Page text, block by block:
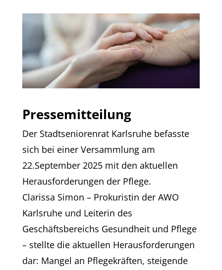
Pressemitteilung
Der Stadtseniorenrat Karlsruhe befasste
sich bei einer Versammlung am
22.September 2025 mit den aktuellen
Herausforderungen der Pflege.
Clarissa Simon – Prokuristin der AWO
Karlsruhe und Leiterin des
Geschäftsbereichs Gesundheit und Pflege
– stellte die aktuellen Herausforderungen
dar: Mangel an Pflegekräften, steigende